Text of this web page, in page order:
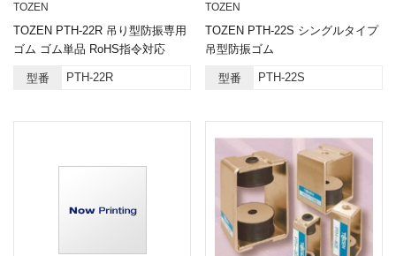
TOZEN
TOZEN PTH-22R 吊り型防振専用
ゴム ゴム単品 RoHS指令対応
型番 PTH-22R
TOZEN
TOZEN PTH-22S シングルタイプ
吊型防振ゴム
型番 PTH-22S